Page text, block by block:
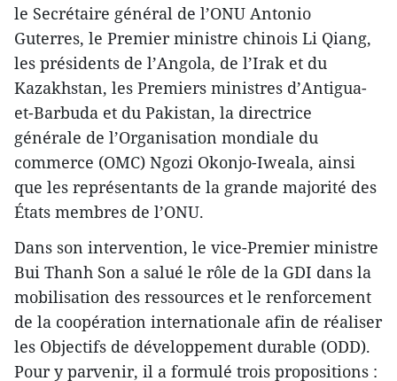
le Secrétaire général de l’ONU Antonio
Guterres, le Premier ministre chinois Li Qiang,
les présidents de l’Angola, de l’Irak et du
Kazakhstan, les Premiers ministres d’Antigua-
et-Barbuda et du Pakistan, la directrice
générale de l’Organisation mondiale du
commerce (OMC) Ngozi Okonjo-Iweala, ainsi
que les représentants de la grande majorité des
États membres de l’ONU.
Dans son intervention, le vice-Premier ministre
Bui Thanh Son a salué le rôle de la GDI dans la
mobilisation des ressources et le renforcement
de la coopération internationale afin de réaliser
les Objectifs de développement durable (ODD).
Pour y parvenir, il a formulé trois propositions :